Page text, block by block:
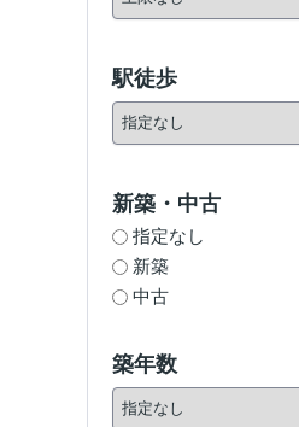
駅徒歩
新築・中古
指定なし
新築
中古
築年数